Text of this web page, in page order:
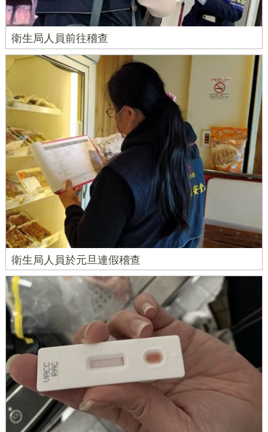
衛生局人員前往稽查
衛生局人員於元旦連假稽查